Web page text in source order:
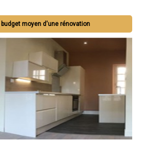
moyen d'une rénovation